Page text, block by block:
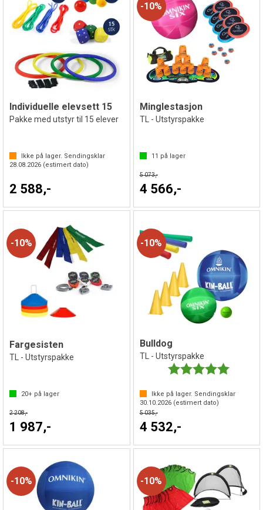
Individuelle elevsett 15
Pakke med utstyr til 15 elever
Ikke på lager. Sendingsklar
28.08.2026 (estimert dato)
2 588,-
10%
Minglestasjon
TL - Utstyrspakke
11 på lager
5 073,-
4 566,-
10%
Fargesisten
TL - Utstyrspakke
20+ på lager
2 208,-
1 987,-
10%
Bulldog
TL - Utstyrspakke
Karakter:
Ikke på lager. Sendingsklar
30.10.2026(estimert dato)
5 035,-
4 532,-
10% 10%